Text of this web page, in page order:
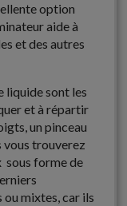
option
aide à
et des autres
liquide sont les
et à répartir
un pinceau
vous trouverez
sous forme de
ou mixtes, car ils